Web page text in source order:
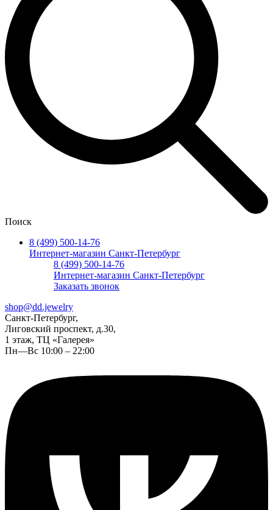
Поиск
8 (499) 500-14-76
Интернет-магазин Санкт-Петербург
8 (499) 500-14-76
Интернет-магазин Санкт-Петербург
Заказать звонок
shop@dd.jewelry
Санкт-Петербург,
Лиговский проспект, д.30,
1 этаж, ТЦ «Галерея»
Пн—Вс 10:00 – 22:00